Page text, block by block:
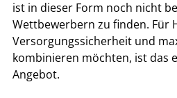
ist in dieser Form noch nicht
Wettbewerbern zu finden. Für
Versorgungssicherheit und
kombinieren möchten, ist das
Angebot.